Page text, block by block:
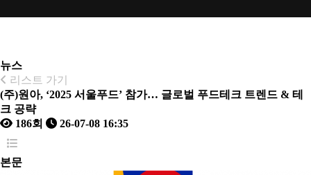
뉴스
리스트 가기
(주)원아, ‘2025 서울푸드’ 참가… 글로벌 푸드테크 트렌드 & 테
크 공략
186회
26-07-08 16:35
본문